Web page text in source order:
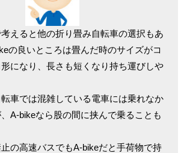
えると他の折り畳み自転車の選択もあ
の良いところは畳んだ時のサイズがコ
になり、長さも短くなり持ち運びしや
車では混雑している電車には乗れなか
A-bikeなら股の間に挟んで乗ることも
の高速バスでもA-bikeだと手荷物で持